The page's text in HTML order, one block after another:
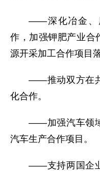
——深化冶金、
作，加强钾肥产业合
源开采加工合作项目
——推动双方在
化合作。
——加强汽车领
汽车生产合作项目。
——支持两国企